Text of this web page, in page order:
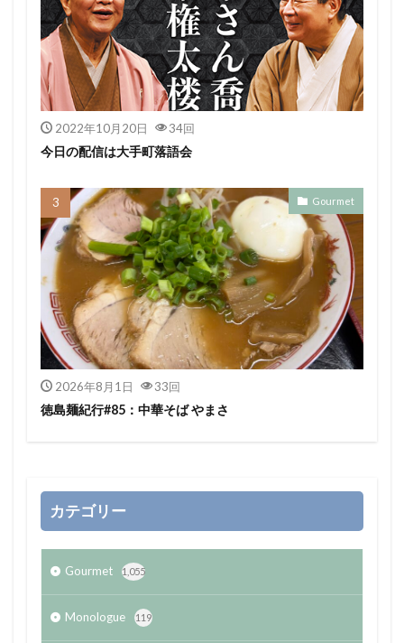
2022年10月20日 34回
今日の配信は大手町落語会
Gourmet
2026年8月1日 33回
徳島麺紀行#85：中華そば やまさ
カテゴリー
Gourmet 1,055
Monologue 119